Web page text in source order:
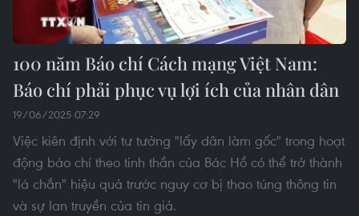
100 năm Báo chí Cách mạng Việt Nam:
Báo chí phải phục vụ lợi ích của nhân dân
19/06/2025 07:29
Việc kiên định với tư tưởng "lấy dân làm gốc" trong hoạt
động báo chí theo tinh thần của Bác Hồ có thể trở thành
"lá chắn" hiệu quả trước nguy cơ bị thao túng thông tin
và sự lan truyền của tin giả.